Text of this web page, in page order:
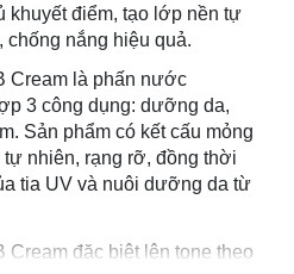
khuyết điểm, tạo lớp nền tự
nắng hiệu quả.
Cream là phấn nước
3 công dụng: dưỡng da,
Sản phẩm có kết cấu mỏng
nhiên, rạng rỡ, đồng thời
tia UV và nuôi dưỡng da từ
Cream đặc biệt lên tone theo